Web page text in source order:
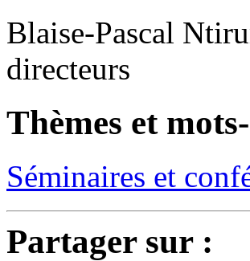
Blaise-Pascal
directeurs
Thèmes et
Séminaires et
Partager sur :